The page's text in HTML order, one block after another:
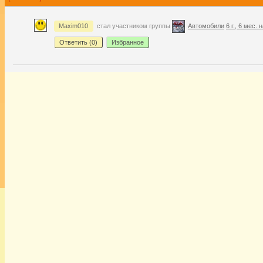
Maxim010 стал участником группы Автомобили 6 г., 6 мес.
Ответить (0) Избранное